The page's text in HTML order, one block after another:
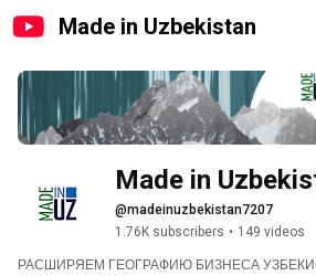
Made in Uzbekistan
Made in
@madeinuzbekistan7207
1.76K subscribers • 149 videos
РАСШИРЯЕМ ГЕОГРАФИЮ БИЗНЕСА